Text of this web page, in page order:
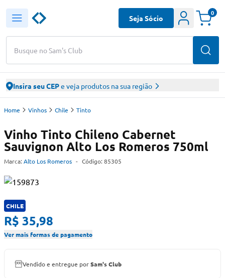
Busque no Sam's Club
Seja Sócio
0
Insira seu CEPe veja produtos na sua região
Home Vinhos Chile Tinto
Vinho Tinto Chileno Cabernet
Sauvignon Alto Los Romeros 750ml
Marca: Alto Los Romeros - Código: 85305
CHILE
R$ 35,98
Ver mais formas de pagamento
Vendido e entregue porSam's Club